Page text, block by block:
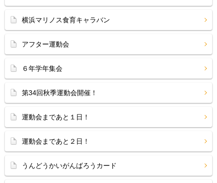
横浜マリノス食育キャラバン
アフター運動会
６年学年集会
第34回秋季運動会開催！
運動会まであと１日！
運動会まであと２日！
うんどうかいがんばろうカード